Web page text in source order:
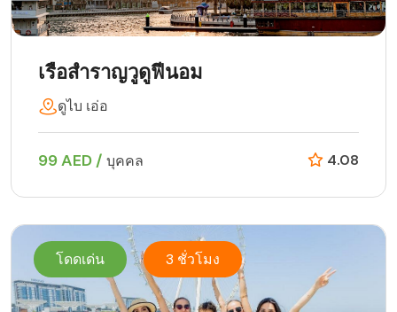
เรือสำราญวูดูฟีนอม
ดูไบ เอ่อ
99 AED / บุคคล 4.08
โดดเด่น 3 ชั่วโมง